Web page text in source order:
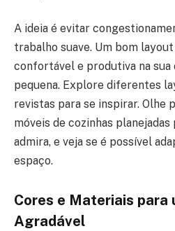
A ideia é evitar
trabalho suave. Um bom
confortável e produtiva na sua
pequena. Explore diferentes
revistas para se inspirar. Olhe
móveis de cozinhas planejadas
admira, e veja se é possível
espaço.
Cores e Materiais para
Agradável